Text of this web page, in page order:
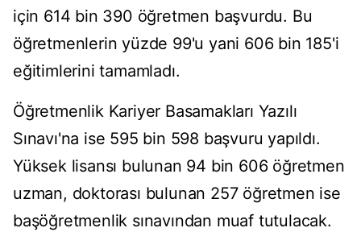
için 614 bin 390 öğretmen başvurdu. Bu
öğretmenlerin yüzde 99'u yani 606 bin 185'i
eğitimlerini tamamladı.
Öğretmenlik Kariyer Basamakları Yazılı
Sınavı'na ise 595 bin 598 başvuru yapıldı.
Yüksek lisansı bulunan 94 bin 606 öğretmen
uzman, doktorası bulunan 257 öğretmen ise
başöğretmenlik sınavından muaf tutulacak.